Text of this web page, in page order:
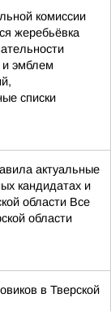
комиссии
жеребьёвка
эмблем
списки
актуальные
кандидатах и
области Все
области
в Тверской